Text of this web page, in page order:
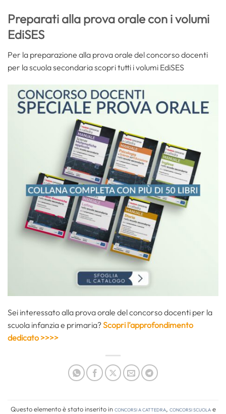
Preparati alla prova orale con i volumi
EdiSES
Per la preparazione alla prova orale del concorso docenti
per la scuola secondaria scopri tutti i volumi EdiSES
Sei interessato alla prova orale del concorso docenti per la
scuola infanzia e primaria?Scopri l’approfondimento
dedicato >>>>
Questo elemento è stato inserito inConcorsi a cattedra, Concorsi Scuolae